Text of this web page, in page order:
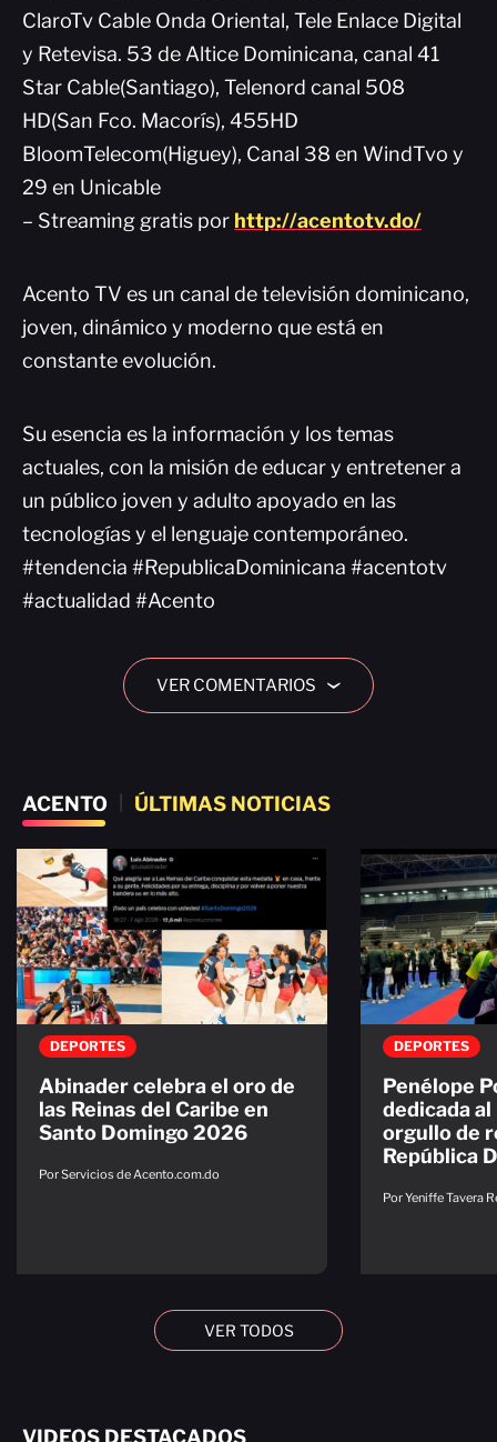
ClaroTv Cable Onda Oriental, Tele Enlace Digital
y Retevisa. 53 de Altice Dominicana, canal 41
Star Cable(Santiago), Telenord canal 508
HD(San Fco. Macorís), 455HD
BloomTelecom(Higuey), Canal 38 en WindTvo y
29 en Unicable
– Streaming gratis por http://acentotv.do/
Acento TV es un canal de televisión dominicano,
joven, dinámico y moderno que está en
constante evolución.
Su esencia es la información y los temas
actuales, con la misión de educar y entretener a
un público joven y adulto apoyado en las
tecnologías y el lenguaje contemporáneo.
#tendencia #RepublicaDominicana #acentotv
#actualidad #Acento
VER COMENTARIOS ›
ACENTO ÚLTIMAS NOTICIAS
DEPORTES
Abinader celebra el oro de
las Reinas del Caribe en
Santo Domingo 2026
Por Servicios de Acento.com.do
DEPORTES
Penélope
dedicada
orgullo de
República
Por Yeniffe Tavera
VER TODOS
VIDEOS DESTACADOS